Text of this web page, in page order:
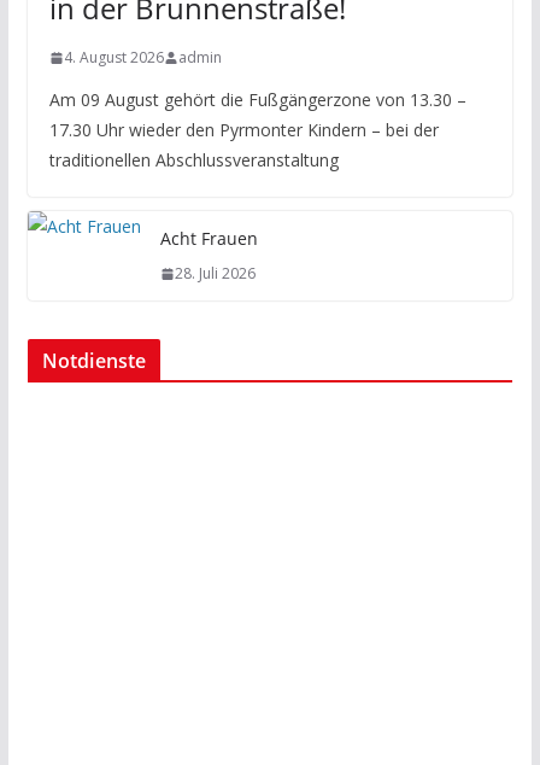
4. August 2026 admin
Am 09 August gehört die Fußgängerzone von 13.30 –
17.30 Uhr wieder den Pyrmonter Kindern – bei der
traditionellen Abschlussveranstaltung
Acht Frauen
28. Juli 2026
Notdienste